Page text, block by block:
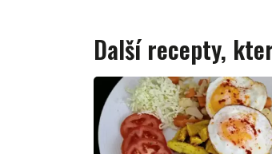
Další recepty,